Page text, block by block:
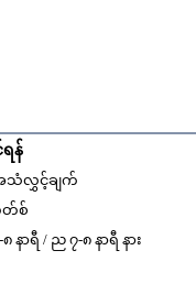
ရန်
သံလွှင့်ချက်
တ်စ်
နာရီ / ည ၇-၈ နာရီ နား